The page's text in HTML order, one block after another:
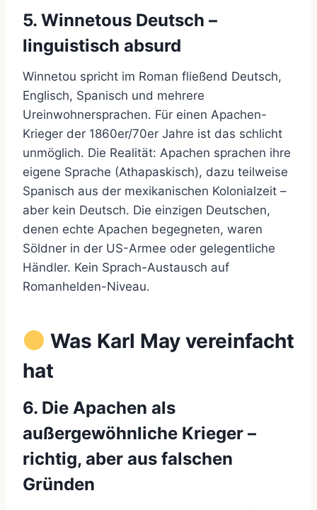
5. Winnetous Deutsch –
linguistisch absurd
Winnetou spricht im Roman fließend Deutsch,
Englisch, Spanisch und mehrere
Ureinwohnersprachen. Für einen Apachen-
Krieger der 1860er/70er Jahre ist das schlicht
unmöglich. Die Realität: Apachen sprachen ihre
eigene Sprache (Athapaskisch), dazu teilweise
Spanisch aus der mexikanischen Kolonialzeit –
aber kein Deutsch. Die einzigen Deutschen,
denen echte Apachen begegneten, waren
Söldner in der US-Armee oder gelegentliche
Händler. Kein Sprach-Austausch auf
Romanhelden-Niveau.
Was Karl May vereinfacht
hat
6. Die Apachen als
außergewöhnliche Krieger –
richtig, aber aus falschen
Gründen